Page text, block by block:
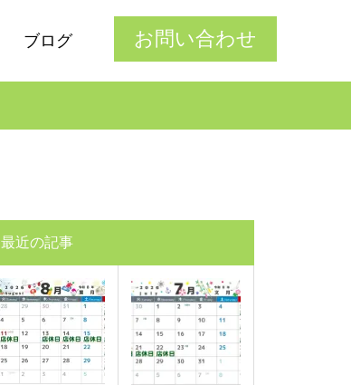
お問い合わせ
ブログ
最近の記事